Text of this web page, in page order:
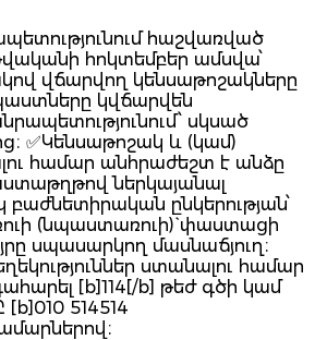
հաշվառված
հոկտեմբեր ամսվա՝
վճարվող կենսաթոշակները
կվճարվեն
սկսած
✅Կենսաթոշակ և (կամ)
համար անհրաժեշտ է անձը
ներկայանալ
ընկերության՝
(նպաստառուի)` փաստացի
սպասարկող մասնաճյուղ։
ստանալու համար
[b]114[/b] թեժ գծի կամ
514514